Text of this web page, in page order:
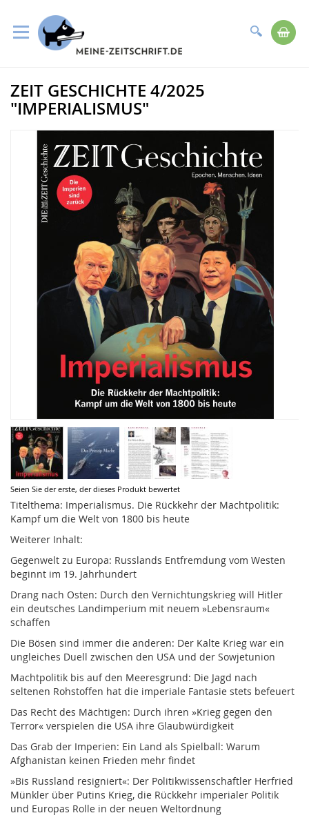
Suche
zum
Inhalt
Seien Sie der erste, der dieses Produkt bewertet
Titelthema: Imperialismus. Die Rückkehr der Machtpolitik:
Kampf um die Welt von 1800 bis heute
Weiterer Inhalt:
Gegenwelt zu Europa: Russlands Entfremdung vom Westen
beginnt im 19. Jahrhundert
Drang nach Osten: Durch den Vernichtungskrieg will Hitler
ein deutsches Landimperium mit neuem »Lebensraum«
schaffen
Die Bösen sind immer die anderen: Der Kalte Krieg war ein
ungleiches Duell zwischen den USA und der Sowjetunion
Machtpolitik bis auf den Meeresgrund: Die Jagd nach
seltenen Rohstoffen hat die imperiale Fantasie stets befeuert
Das Recht des Mächtigen: Durch ihren »Krieg gegen den
Terror« verspielen die USA ihre Glaubwürdigkeit
Das Grab der Imperien: Ein Land als Spielball: Warum
Afghanistan keinen Frieden mehr findet
»Bis Russland resigniert«: Der Politikwissenschaftler Herfried
Münkler über Putins Krieg, die Rückkehr imperialer Politik
und Europas Rolle in der neuen Weltordnung
Zum
Ende
der
Bildergalerie
springen
ZEIT GESCHICHTE 4/2025
"IMPERIALISMUS"
Zum
Anfang
der
Bildergalerie
springen